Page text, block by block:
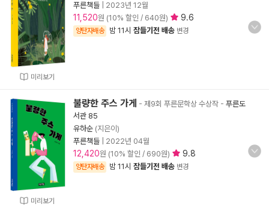
미리보기
푸른책들
2023년 12월
11,520원 (10% 할인 / 640원) 9.6
양탄자배송 밤 11시 잠들기전 배송 변경
미리보기
불량한 주스 가게 - 제9회 푸른문학상 수상작 - 푸른도
서관 85
유하순 (지은이)
푸른책들
2022년 04월
12,420원 (10% 할인 / 690원) 9.8
양탄자배송 밤 11시 잠들기전 배송 변경